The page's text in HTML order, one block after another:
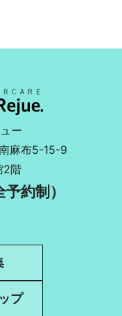
ー
麻布5-15-9
2階
約制）
プ